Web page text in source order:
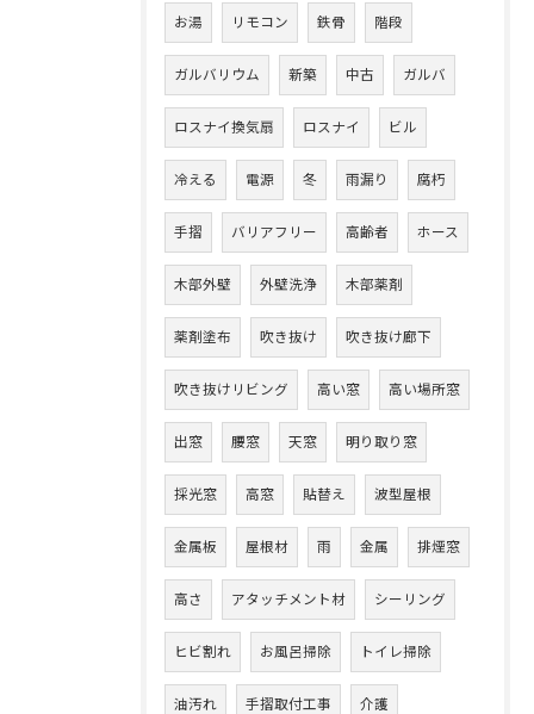
お湯 リモコン 鉄骨 階段
ガルバリウム 新築 中古 ガルバ
ロスナイ換気扇 ロスナイ ビル
冷える 電源 冬 雨漏り 腐朽
手摺 バリアフリー 高齢者 ホース
木部外壁 外壁洗浄 木部薬剤
薬剤塗布 吹き抜け 吹き抜け廊下
吹き抜けリビング 高い窓 高い場所窓
出窓 腰窓 天窓 明り取り窓
採光窓 高窓 貼替え 波型屋根
金属板 屋根材 雨 金属 排煙窓
高さ アタッチメント材 シーリング
ヒビ割れ お風呂掃除 トイレ掃除
油汚れ 手摺取付工事 介護